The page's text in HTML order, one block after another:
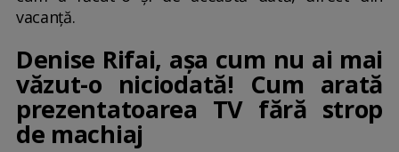
vacanță.
Denise Rifai, așa cum nu ai mai
văzut-o niciodată! Cum arată
prezentatoarea TV fără strop
de machiaj